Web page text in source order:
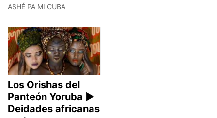
ASHÉ PA MI CUBA
Los Orishas del
Panteón Yoruba ►
Deidades africanas